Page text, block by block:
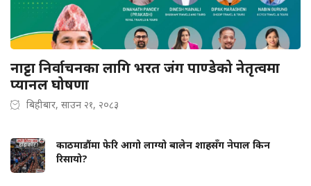
नाट्टा निर्वाचनका लागि भरत जंग पाण्डेको नेतृत्वमा
प्यानल घोषणा
बिहीबार, साउन २१, २०८३
काठमाडौंमा फेरि आगो लाग्यो बालेन शाहसँग नेपाल किन
रिसायो?